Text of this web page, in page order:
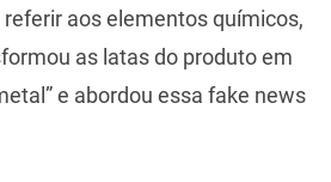
referir aos elementos químicos,
as latas do produto em
e abordou essa fake news